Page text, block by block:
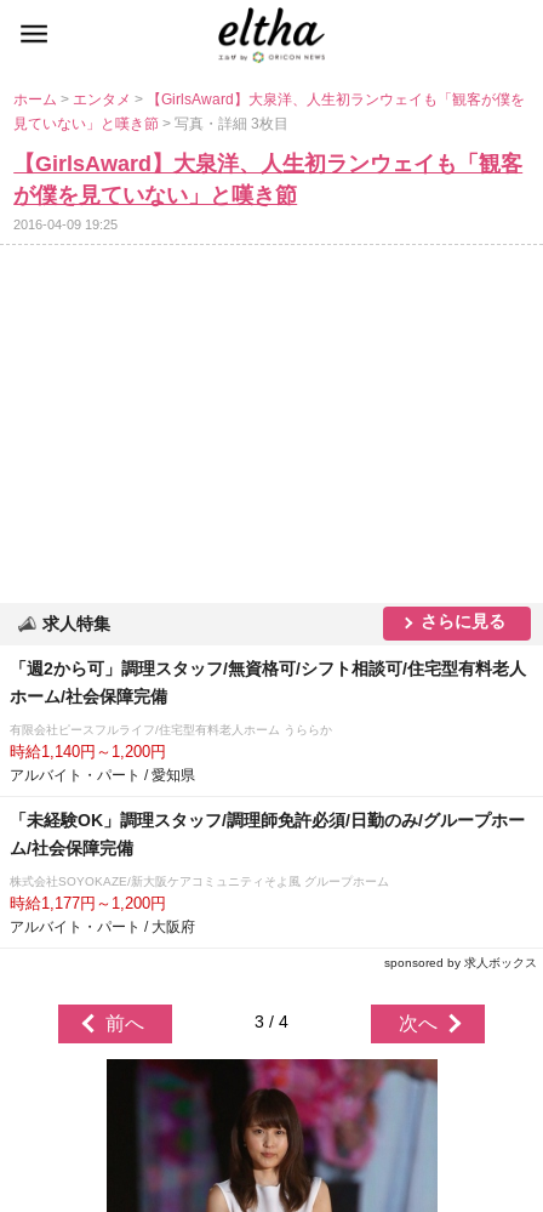
ホーム> エンタメ>
【GirlsAward】大泉洋、人生初ランウェイも「観客が僕を
見ていない」と嘆き節> 写真・詳細 3枚目
【GirlsAward】大泉洋、人生初ランウェイも「観客
が僕を見ていない」と嘆き節
2016-04-09 19:25
求人特集 さらに見る
「週2から可」調理スタッフ/無資格可/シフト相談可/住宅型有料老人
ホーム/社会保障完備
有限会社ピースフルライフ/住宅型有料老人ホーム うららか
時給1,140円～1,200円
アルバイト・パート / 愛知県
「未経験OK」調理スタッフ/調理師免許必須/日勤のみ/グループホー
ム/社会保障完備
株式会社SOYOKAZE/新大阪ケアコミュニティそよ風 グループホーム
時給1,177円～1,200円
アルバイト・パート / 大阪府
sponsored by 求人ボックス
前へ 3 / 4 次へ